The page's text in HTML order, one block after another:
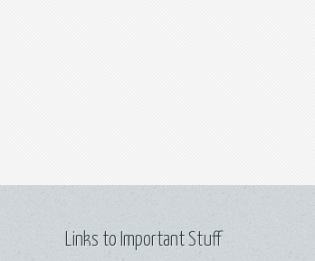
Links to Important Stuff